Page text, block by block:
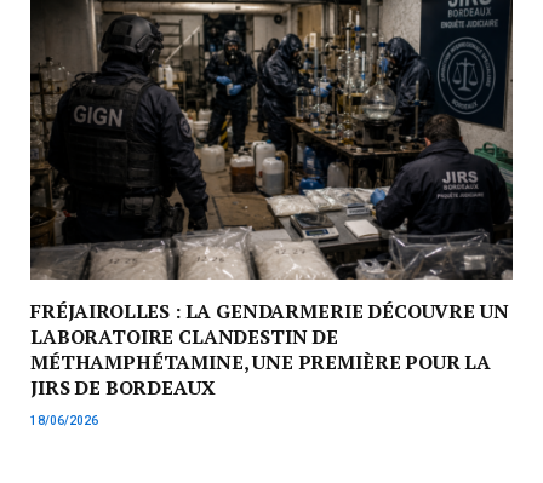
FRÉJAIROLLES : LA GENDARMERIE DÉCOUVRE UN
LABORATOIRE CLANDESTIN DE
MÉTHAMPHÉTAMINE, UNE PREMIÈRE POUR LA
JIRS DE BORDEAUX
18/06/2026